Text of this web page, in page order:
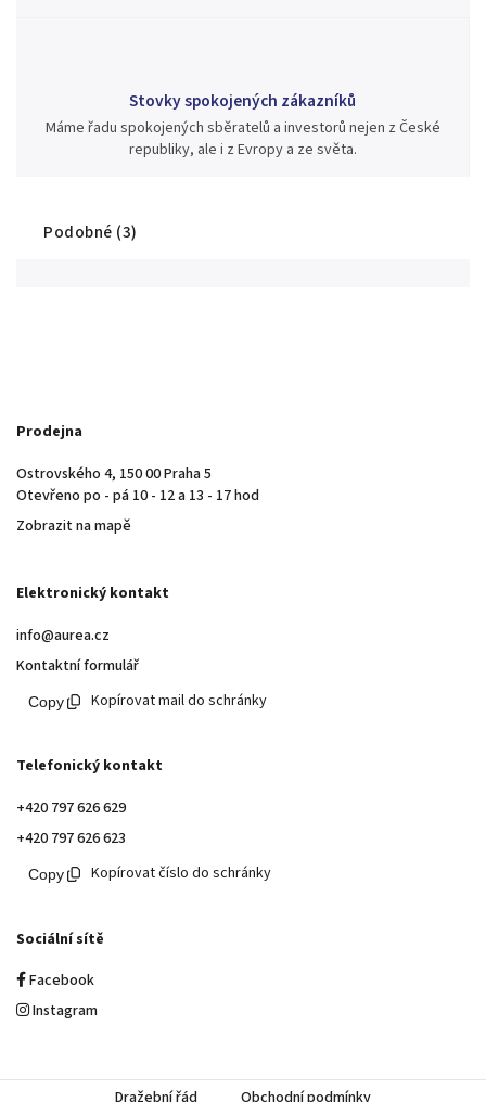
Stovky spokojených zákazníků
Máme řadu spokojených sběratelů a investorů nejen z České
republiky, ale i z Evropy a ze světa.
Podobné (3)
Prodejna
Ostrovského 4, 150 00 Praha 5
Otevřeno po - pá 10 - 12 a 13 - 17 hod
Zobrazit na mapě
Elektronický kontakt
info@aurea.cz
Kontaktní formulář
Kopírovat mail do schránky
Telefonický kontakt
+420 797 626 629
+420 797 626 623
Kopírovat číslo do schránky
Sociální sítě
Facebook
Instagram